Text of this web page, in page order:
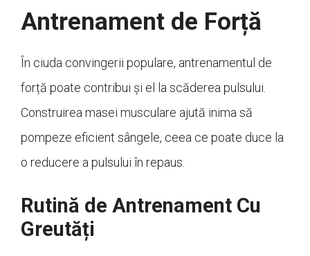
Antrenament de Forță
În ciuda convingerii populare, antrenamentul de
forță poate contribui și el la scăderea pulsului.
Construirea masei musculare ajută inima să
pompeze eficient sângele, ceea ce poate duce la
o reducere a pulsului în repaus.
Rutină de Antrenament Cu
Greutăți